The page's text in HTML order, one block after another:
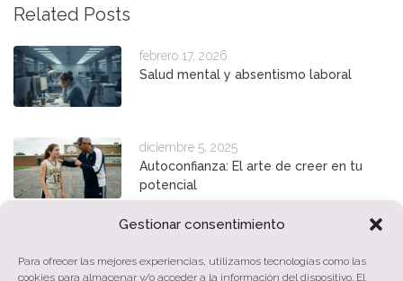
Gestionar consentimiento
Para ofrecer las mejores experiencias, utilizamos tecnologías como las
cookies para almacenar y/o acceder a la información del dispositivo. El
Related Posts
febrero 17, 2026
Salud mental y absentismo laboral
diciembre 5, 2025
Autoconfianza: El arte de creer en tu
potencial
Eres más de lo que ves